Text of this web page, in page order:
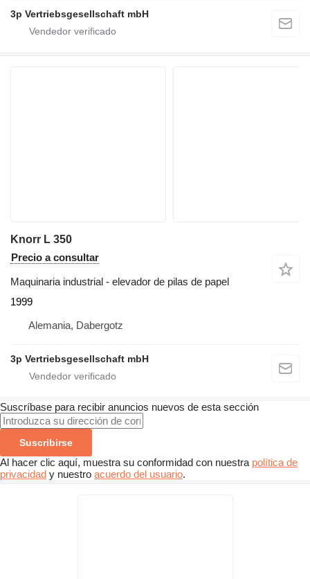
3p Vertriebsgesellschaft mbH
Knorr L 350
Precio a consultar
Maquinaria industrial - elevador de pilas de papel
1999
Alemania, Dabergotz
3p Vertriebsgesellschaft mbH
Suscríbase para recibir anuncios nuevos de esta sección
Suscribirse
Al hacer clic aquí, muestra su conformidad con nuestra política de
privacidad y nuestro acuerdo del usuario.